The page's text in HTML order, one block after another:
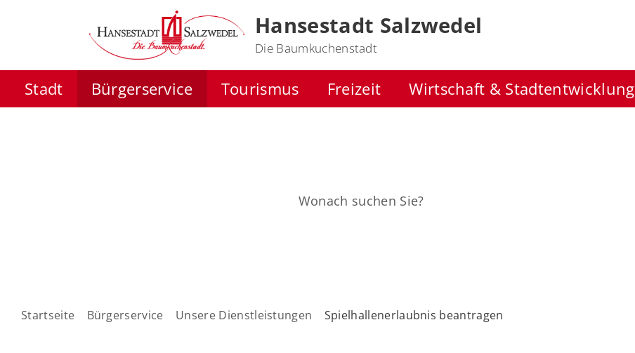
Hansestadt Salzwedel
Die Baumkuchenstadt
Stadt Bürgerservice Tourismus Freizeit Wirtschaft & Stadtentwicklung
Startseite Bürgerservice Unsere Dienstleistungen Spielhallenerlaubnis beantragen